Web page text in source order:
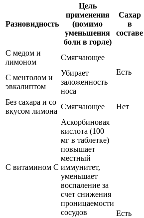
Разновидность
Цель
применения
(помимо
уменьшения
боли в горле)
Сахар
в
составе
С медом и
лимоном
Смягчающее
Есть
С ментолом и
эвкалиптом
Убирает
заложенность
носа
Без сахара и со
вкусом лимона
Смягчающее Нет
С витамином C
Аскорбиновая
кислота (100
мг в таблетке)
повышает
местный
иммунитет,
уменьшает
воспаление за
счет снижения
проницаемости
сосудов
Есть